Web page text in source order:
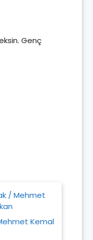
Genç
Kemal